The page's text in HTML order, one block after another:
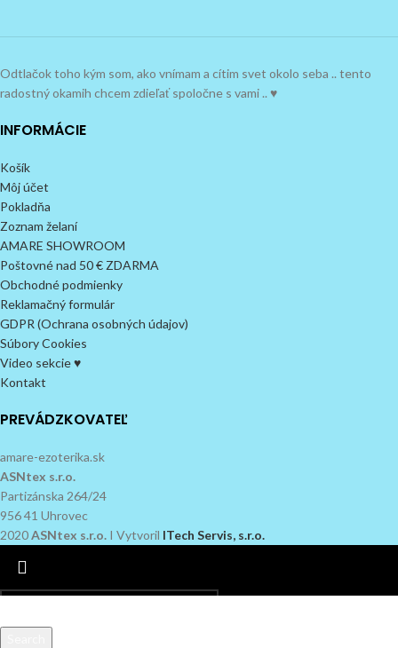
Odtlačok toho kým som, ako vnímam a cítim svet okolo seba .. tento
radostný okamih chcem zdieľať spoločne s vami .. ♥
INFORMÁCIE
Košík
Môj účet
Pokladňa
Zoznam želaní
AMARE SHOWROOM
Poštovné nad 50 € ZDARMA
Obchodné podmienky
Reklamačný formulár
GDPR (Ochrana osobných údajov)
Súbory Cookies
Video sekcie ♥
Kontakt
PREVÁDZKOVATEĽ
amare-ezoterika.sk
ASNtex s.r.o.
Partizánska 264/24
956 41 Uhrovec
2020ASNtex s.r.o. I Vytvoril ITech Servis, s.r.o.